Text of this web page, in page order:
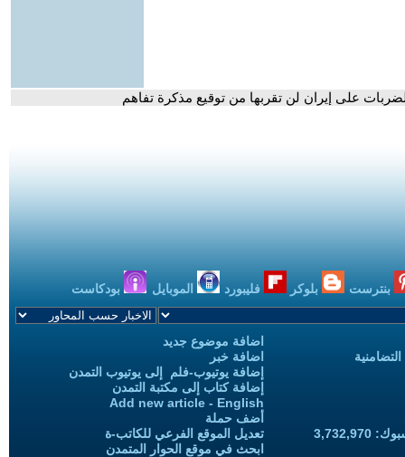
على إيران لن تقربها من توقيع مذكرة تفاهم
بنترست بلوكر فليبورد الموبايل بودكاست
اضافة موضوع جديد
اضافة خبر
إضافة يوتيوب-فلم إلى يوتيوب التمدن
إضافة كتاب إلى مكتبة التمدن
Add new article - English
أضف حملة
تعديل الموقع الفرعي للكاتب-ة
ابحث في موقع الحوار المتمدن